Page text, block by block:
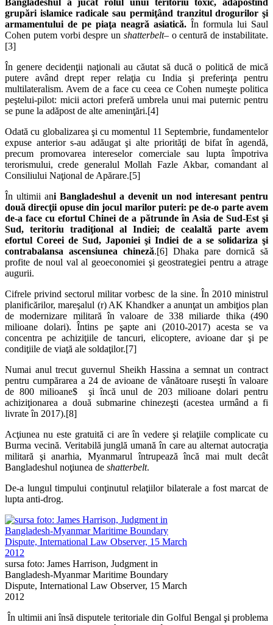
Bangladeshul a jucat rolul unui teritoriu toxic, adăpostind
grupări islamice radicale sau permiţând tranzitul drogurilor şi
armamentului de pe piaţa neagră asiatică. În formula lui Saul
Cohen putem vorbi despre un shatterbelt– o centură de instabilitate.
[3]
În genere decidenţii naţionali au căutat să ducă o politică de mică
putere având drept reper relaţia cu India şi preferinţa pentru
multilateralism. Avem de a face cu ceea ce Cohen numeşte politica
peştelui-pilot: micii actori preferă umbrela unui mai puternic pentru
se pune la adăpost de alte ameninţări.[4]
Odată cu globalizarea şi cu momentul 11 Septembrie, fundamentelor
expuse anterior s-au adăugat şi alte priorităţi de bifat în agendă,
precum promovarea intereselor comerciale sau lupta împotriva
terorismului, crede generalul Mollah Fazle Akbar, comandant al
Consiliului Naţional de Apărare.[5]
În ultimii ani Bangladeshul a devenit un nod interesant pentru
două direcţii opuse din jocul marilor puteri: pe de-o parte avem
de-a face cu efortul Chinei de a pătrunde în Asia de Sud-Est şi
Sud, teritoriu tradiţional al Indiei; de cealaltă parte avem
efortul Coreei de Sud, Japoniei şi Indiei de a se solidariza şi
contrabalansa ascensiunea chineză.[6] Dhaka pare dornică să
profite de noul val al geoeconomiei şi geostrategiei pentru a atrage
augurii.
Cifrele privind sectorul militar vorbesc de la sine. În 2010 ministrul
planificărilor, mareşalul (r) AK Khandker a anunţat un ambiţios plan
de modernizare militară în valoare de 338 miliarde thika (490
milioane dolari). Întins pe şapte ani (2010-2017) acesta se va
concentra pe achiziţiile de tancuri, elicoptere, avioane dar şi pe
condiţiile de viaţă ale soldaţilor.[7]
Numai anul trecut guvernul Sheikh Hassina a semnat un contract
pentru cumpărarea a 24 de avioane de vânătoare ruseşti în valoare
de 800 milioane$ şi încă unul de 203 milioane dolari pentru
achiziţionarea a două submarine chinezeşti (acestea urmând a fi
livrate în 2017).[8]
Acţiunea nu este gratuită ci are în vedere şi relaţiile complicate cu
Burma vecină. Veritabilă junglă umană în care au alternat autocraţia
militară şi anarhia, Myanmarul întrupează încă mai mult decât
Bangladeshul noţiunea de shatterbelt.
De-a lungul timpului conţinutul relaţiilor bilaterale a fost marcat de
lupta anti-drog.
sursa foto: James Harrison, Judgment in
Bangladesh-Myanmar Maritime Boundary
Dispute, International Law Observer, 15 March
2012
În ultimii ani însă disputele teritoriale din Golful Bengal şi problema